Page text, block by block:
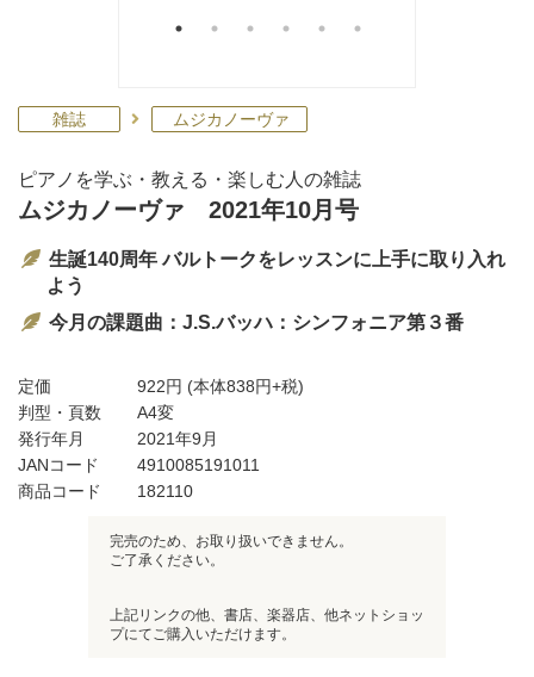
雑誌 ムジカノーヴァ
ピアノを学ぶ・教える・楽しむ人の雑誌
ムジカノーヴァ 2021年10月号
生誕140周年 バルトークをレッスンに上手に取り入れ
よう
今月の課題曲：J.S.バッハ：シンフォニア第３番
定価 922円 (本体838円+税)
判型・頁数
A4変
発行年月
2021年9月
JANコード
4910085191011
商品コード
182110
完売のため、お取り扱いできません。
ご了承ください。
上記リンクの他、書店、楽器店、他ネットショッ
プにてご購入いただけます。